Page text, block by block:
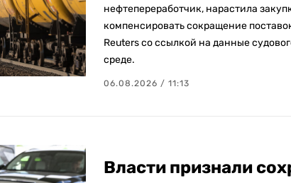
нефтепереработчик, нарастила
компенсировать сокращение
Reuters со ссылкой на данные
среде.
06.08.2026 / 11:13
Власти признали